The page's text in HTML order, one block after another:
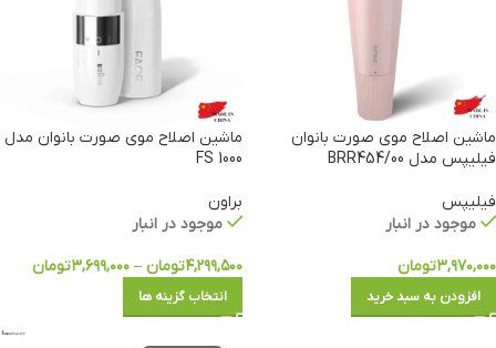
ماشین اصلاح موی صورت بانوان
فیلیپس مدل BRR454/00
فیلیپس
موجود در انبار
۳,۹۷۰,۰۰۰تومان
افزودن به سبد خرید
ماشین اصلاح موی صورت بانوان مدل
FS 1000
براون
موجود در انبار
۴,۲۹۹,۵۰۰تومان – ۳,۶۹۹,۰۰۰تومان
انتخاب گزینه ها